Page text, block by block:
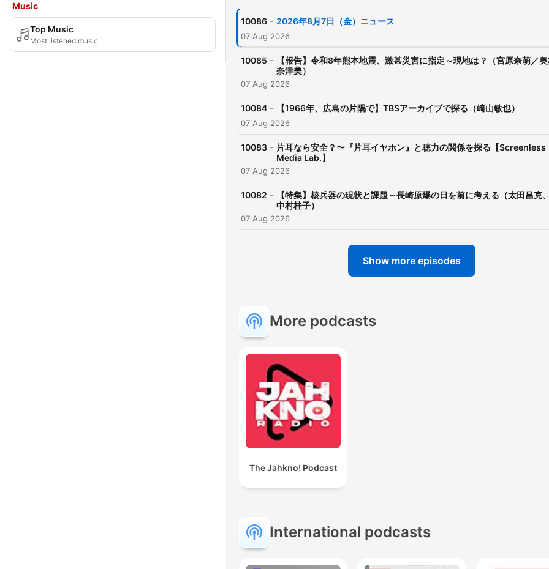
Music
Top Music
Most listened music
制作：TBSラジオ TBS Podcast
https://www.tbsradio.jp/
10086 - 2026年8月7日（金）ニュース
07 Aug 2026
10085 -
【報告】令和8年熊本地震、激甚災害に指定～現地は？（宮原奈萌／
奈津美）
07 Aug 2026
10084 - 【1966年、広島の片隅で】TBSアーカイブで探る（崎山敏也）
07 Aug 2026
10083 - 片耳なら安全？〜『片耳イヤホン』と聴力の関係を探る【Screenless
Media Lab.】
07 Aug 2026
10082 -
【特集】核兵器の現状と課題～長崎原爆の日を前に考える（太田昌克、
中村桂子）
07 Aug 2026
Show more episodes
More podcasts
The Jahkno! Podcast
International podcasts